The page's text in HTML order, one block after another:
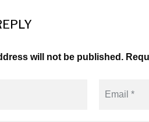
will not be published.